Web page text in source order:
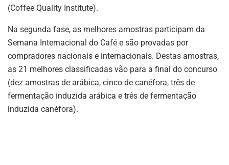
(Coffee Quality Institute).
Na segunda fase, as melhores amostras participam da
Semana Internacional do Café e são provadas por
compradores nacionais e internacionais. Destas amostras,
as 21 melhores classificadas vão para a final do concurso
(dez amostras de arábica, cinco de canéfora, três de
fermentação induzida arábica e três de fermentação
induzida canéfora).